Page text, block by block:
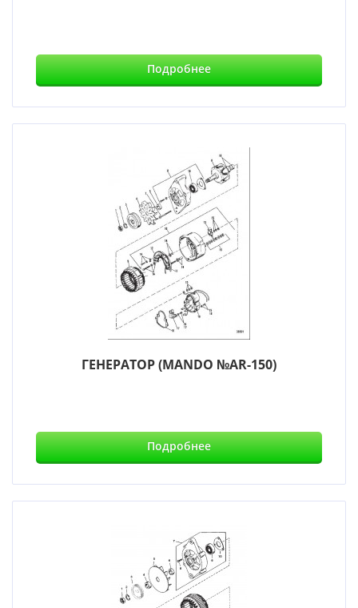
Подробнее
ГЕНЕРАТОР (MANDO №AR-150)
Подробнее